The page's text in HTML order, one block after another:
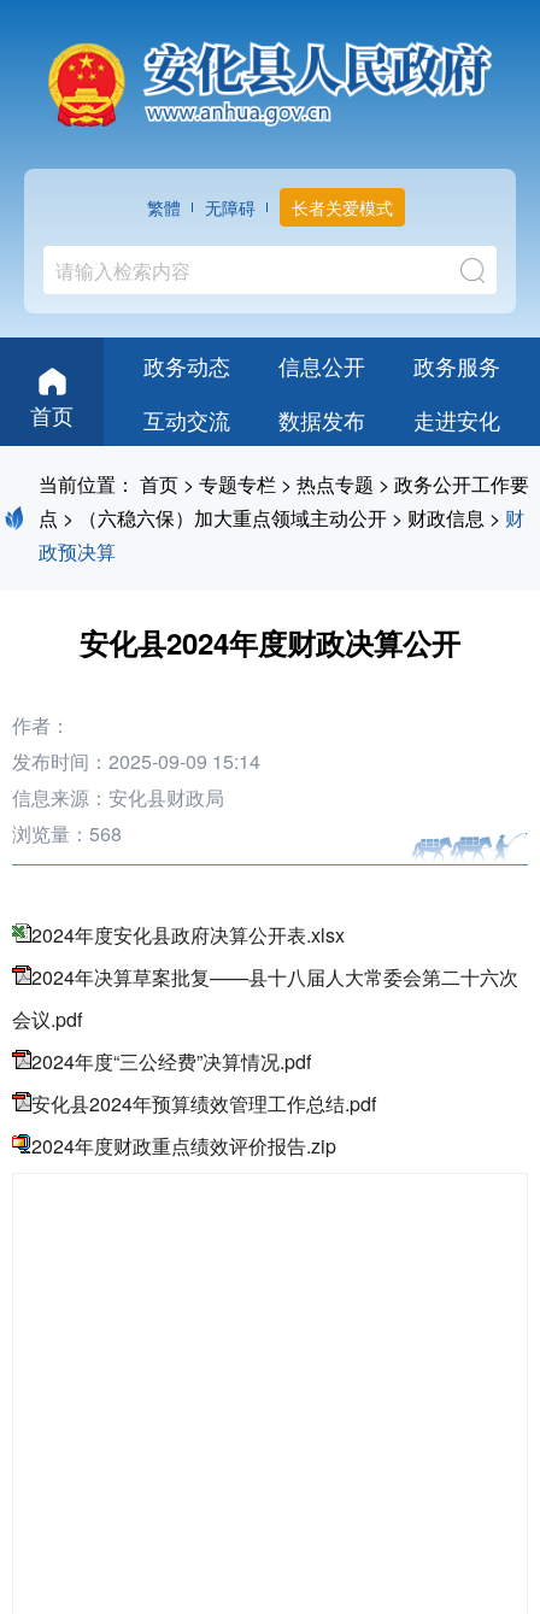
繁體 无障碍 长者关爱模式
首页
政务动态 信息公开
政务服务
互动交流
数据发布 走进安化
当前位置： 首页 > 专题专栏 > 热点专题 > 政务公开工作要
点 > （六稳六保）加大重点领域主动公开 > 财政信息 > 财
政预决算
安化县2024年度财政决算公开
作者：
发布时间：2025-09-09 15:14
信息来源：安化县财政局
浏览量： 568
2024年度安化县政府决算公开表.xlsx
2024年决算草案批复——县十八届人大常委会第二十六次
会议.pdf
2024年度“三公经费”决算情况.pdf
安化县2024年预算绩效管理工作总结.pdf
2024年度财政重点绩效评价报告.zip